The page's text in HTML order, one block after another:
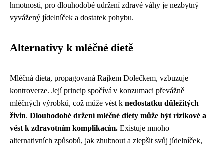
hmotnosti, pro dlouhodobé udržení zdravé váhy je nezbytný
vyvážený jídelníček a dostatek pohybu.
Alternativy k mléčné dietě
Mléčná dieta, propagovaná Rajkem Dolečkem, vzbuzuje
kontroverze. Její princip spočívá v konzumaci převážně
mléčných výrobků, což může vést k nedostatku důležitých
živin. Dlouhodobé držení mléčné diety může být rizikové a
vést k zdravotním komplikacím. Existuje mnoho
alternativních způsobů, jak zhubnout a zlepšit svůj jídelníček,